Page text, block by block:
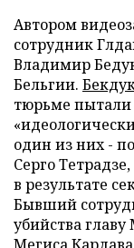
Автором
сотрудник
Владимир
Бельгии.
тюрьме
один из них -
Серго
в результате
Бывший
убийства